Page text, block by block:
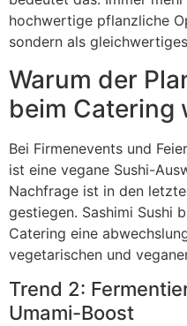
hochwertige pflanzliche
sondern als
Warum der
beim Catering
Bei Firmenevents und
ist eine vegane Sushi-
Nachfrage ist in den
gestiegen. Sashimi Sushi
Catering eine
vegetarischen und
Trend 2:
Umami-Boost